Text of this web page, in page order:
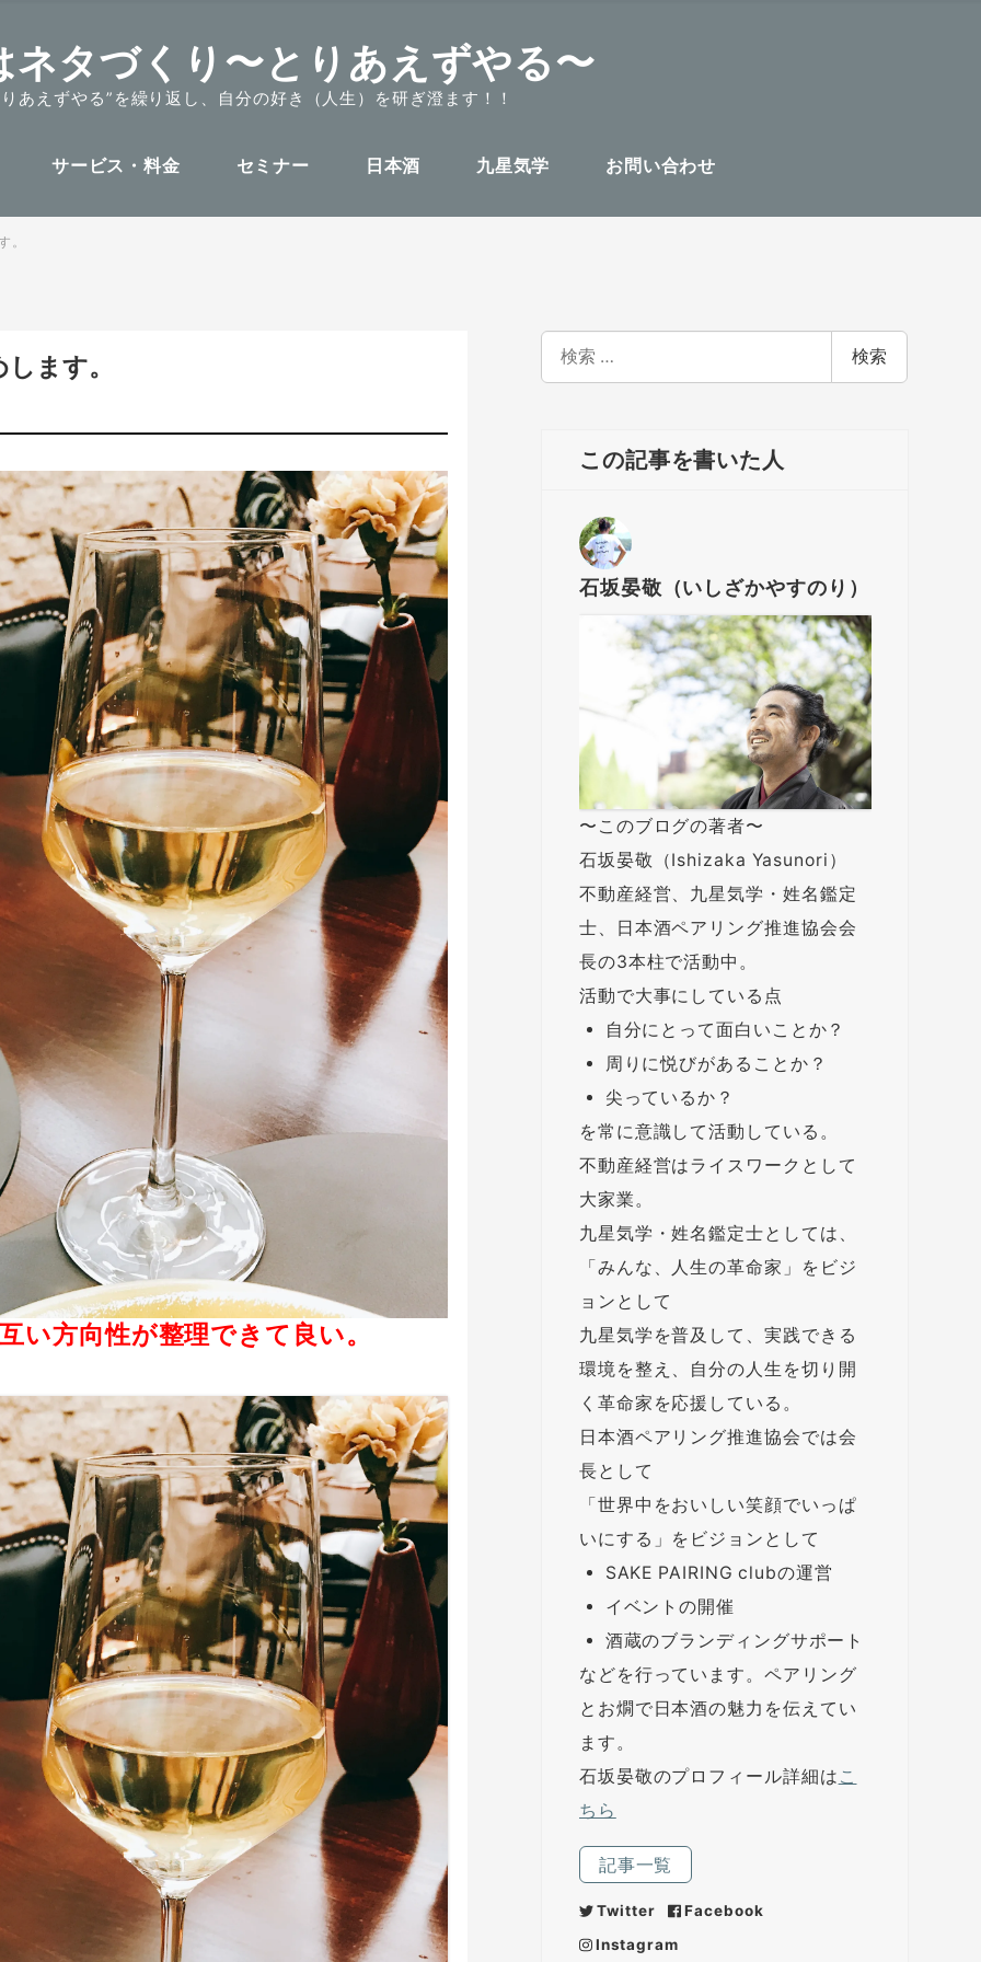
ネタづくり〜とりあえずやる〜
あえずやる”を繰り返し、自分の好き（人生）を研ぎ澄ます！！
サービス・料金 セミナー 日本酒 九星気学 お問い合わせ
。
ます。
い方向性が整理できて良い。
索
検索
この記事を書いた人
石坂晏敬（いしざかやすのり）
〜このブログの著者〜
石坂晏敬（Ishizaka Yasunori）
不動産経営、九星気学・姓名鑑定
士、日本酒ペアリング推進協会会
長の3本柱で活動中。
活動で大事にしている点
自分にとって面白いことか？
周りに悦びがあることか？
尖っているか？
を常に意識して活動している。
不動産経営はライスワークとして
大家業。
九星気学・姓名鑑定士としては、
「みんな、人生の革命家」をビジ
ョンとして
九星気学を普及して、実践できる
環境を整え、自分の人生を切り開
く革命家を応援している。
日本酒ペアリング推進協会では会
長として
「世界中をおいしい笑顔でいっぱ
いにする」をビジョンとして
SAKE PAIRING clubの運営
イベントの開催
酒蔵のブランディングサポート
などを行っています。ペアリング
とお燗で日本酒の魅力を伝えてい
ます。
石坂晏敬のプロフィール詳細は こ
ちら
記事一覧
Twitter
Facebook
Instagram